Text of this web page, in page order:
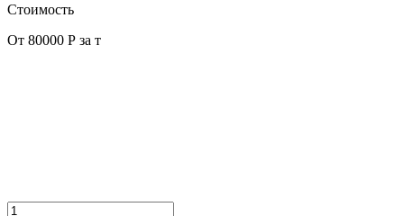
Стоимость
От 80000 Р за т